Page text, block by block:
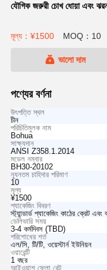
যৌগিক জরুরী চোখ ধোয়া এবং
মূল্য：¥1500 MOQ：10
ভালো দাম
পণ্যের বর্ণনা
উৎপত্তি স্থল
চীন
পরিচিতিমুলক নাম
Bohua
সাক্ষ্যদান
ANSI Z358.1.2014
মডেল নম্বার
BH30-20102
ন্যূনতম চাহিদার পরিমাণ
10
মূল্য
¥1500
প্যাকেজিং বিবরণ
স্ট্যান্ডার্ড প্যাকেজিং কাঠের ক্রেট এবং
ডেলিভারি সময়
3-4 কর্মদিবস (TBD)
পরিশোধের শর্ত
এল/সি, টি/টি, ওয়েস্টার্ন ইউনিয়ন
ওয়ারেন্টি
1 বছর
আইওয়াশ ফ্লো রেট